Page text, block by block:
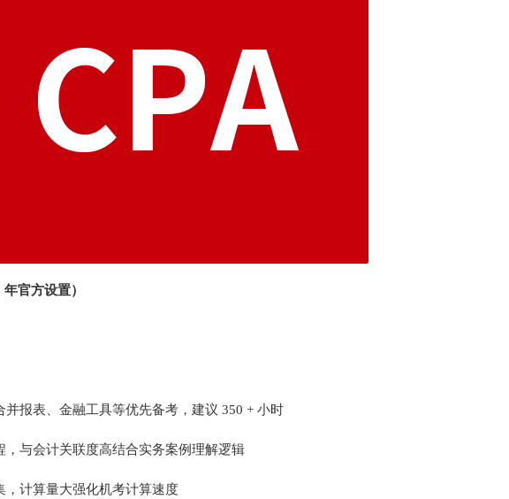
官方设置）
并报表、金融工具等优先备考，建议 350 + 小时
，与会计关联度高结合实务案例理解逻辑
，计算量大强化机考计算速度